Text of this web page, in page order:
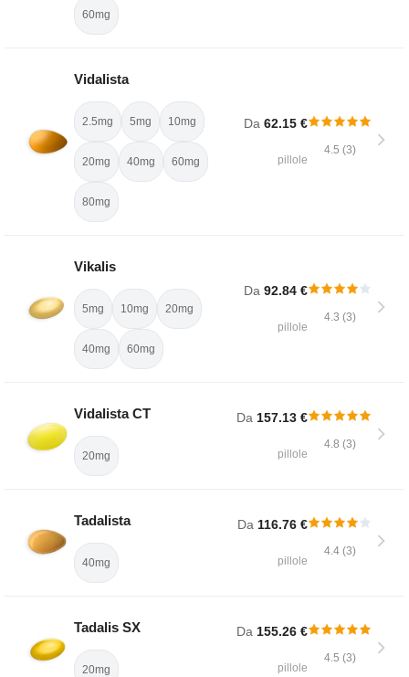
60mg
Vidalista
2.5mg 5mg 10mg
20mg 40mg 60mg
80mg
Da 62.15 €
pillole
4.5 (3)
Vikalis
5mg 10mg 20mg
40mg 60mg
Da 92.84 €
pillole
4.3 (3)
Vidalista CT
20mg
Da 157.13 €
pillole
4.8 (3)
Tadalista
40mg
Da 116.76 €
pillole
4.4 (3)
Tadalis SX
20mg
Da 155.26 €
pillole
4.5 (3)